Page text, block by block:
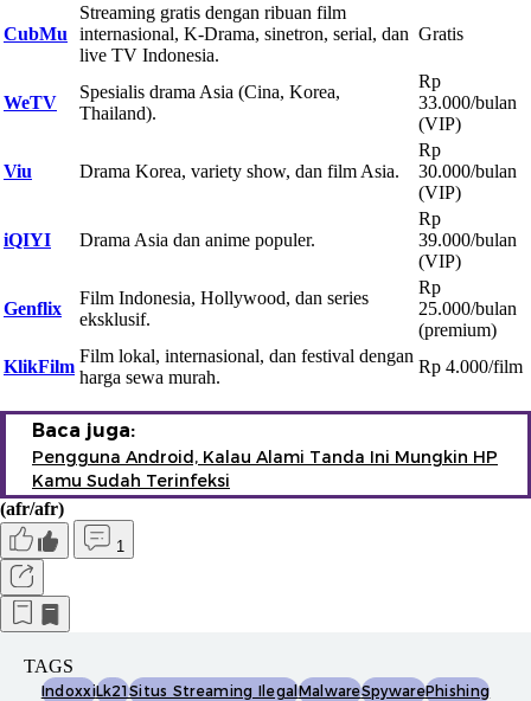
CubMu
Streaming gratis dengan ribuan film
internasional, K-Drama, sinetron, serial, dan
live TV Indonesia.
Gratis
WeTV
Spesialis drama Asia (Cina, Korea,
Thailand).
Rp
33.000/bulan
(VIP)
Viu Drama Korea, variety show, dan film Asia.
Rp
30.000/bulan
(VIP)
iQIYI Drama Asia dan anime populer.
Rp
39.000/bulan
(VIP)
Genflix
Film Indonesia, Hollywood, dan series
eksklusif.
Rp
25.000/bulan
(premium)
KlikFilm
Film lokal, internasional, dan festival dengan
harga sewa murah.
Rp 4.000/film
Baca juga:
Pengguna Android, Kalau Alami Tanda Ini Mungkin HP
Kamu Sudah Terinfeksi
(afr/afr)
1
TAGS
IndoxxiLk21Situs Streaming IlegalMalwareSpywarePhishing